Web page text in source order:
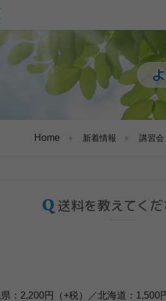
Home 新着情報 講習会
送料を教えてくだ
：2,200円（+税）／北海道：1,500